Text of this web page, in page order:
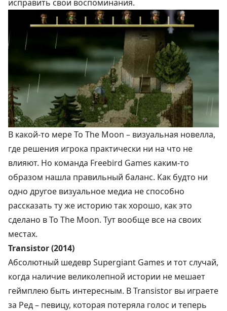
исправить свои воспоминания.
В какой-то мере To The Moon – визуальная новелла,
где решения игрока практически ни на что не
влияют. Но команда Freebird Games каким-то
образом нашла правильный баланс. Как будто ни
одно другое визуальное медиа не способно
рассказать ту же историю так хорошо, как это
сделано в To The Moon. Тут вообще все на своих
местах.
Transistor (2014)
Абсолютный шедевр Supergiant Games и тот случай,
когда наличие великолепной истории не мешает
геймплею быть интересным. В Transistor вы играете
за Ред – певицу, которая потеряла голос и теперь